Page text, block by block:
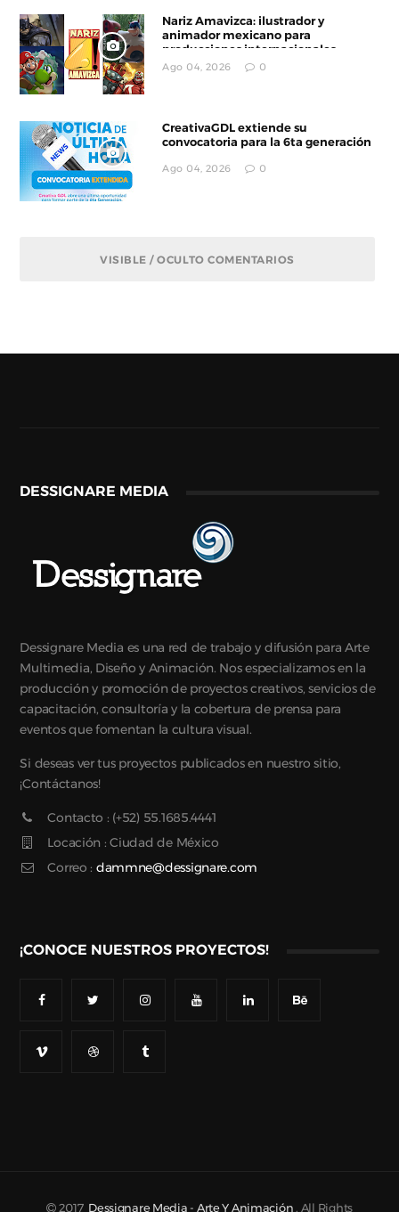
Nariz Amavizca: ilustrador y
animador mexicano para
producciones internacionales
Ago 04, 2026 0
CreativaGDL extiende su
convocatoria para la 6ta generación
Ago 04, 2026 0
VISIBLE / OCULTO COMENTARIOS
DESSIGNARE MEDIA
Dessignare Media es una red de trabajo y difusión para Arte
Multimedia, Diseño y Animación. Nos especializamos en la
producción y promoción de proyectos creativos, servicios de
capacitación, consultoría y la cobertura de prensa para
eventos que fomentan la cultura visual.
Si deseas ver tus proyectos publicados en nuestro sitio,
¡Contáctanos!
Contacto : (+52) 55.1685.4441
Locación : Ciudad de México
Correo : dammne@dessignare.com
¡CONOCE NUESTROS PROYECTOS!
2017 Dessignare Media - Arte Y Animación . All Rights